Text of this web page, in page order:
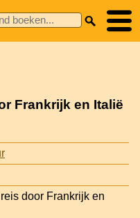
Frankrijk en Italië
door Frankrijk en